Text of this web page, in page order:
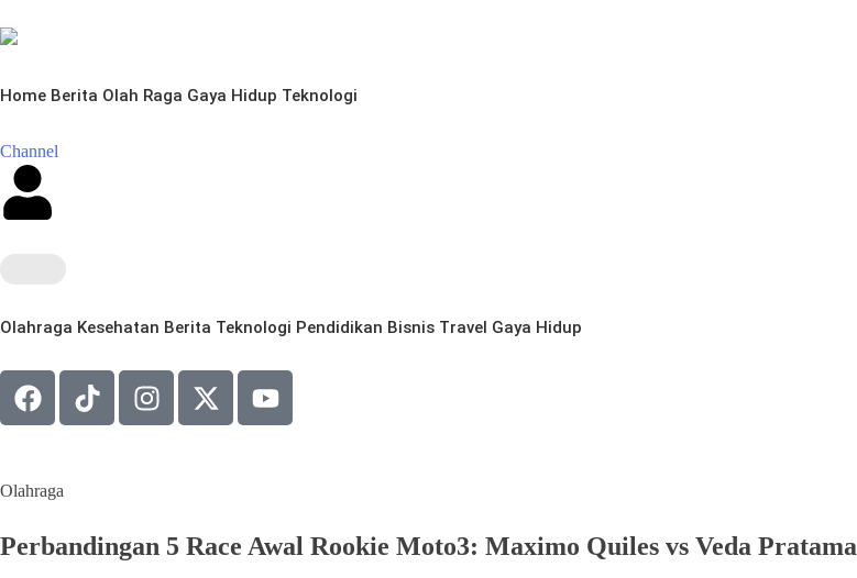
Home Berita Olah Raga Gaya Hidup Teknologi
Channel
Olahraga Kesehatan Berita Teknologi Pendidikan Bisnis Travel Gaya Hidup
Olahraga
Perbandingan 5 Race Awal Rookie Moto3: Maximo Quiles vs Veda Pratama